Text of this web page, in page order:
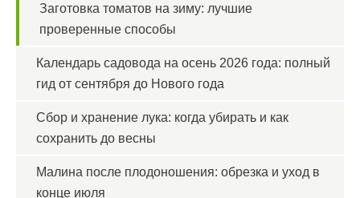
Заготовка томатов на зиму: лучшие
проверенные способы
Календарь садовода на осень 2026 года: полный
гид от сентября до Нового года
Сбор и хранение лука: когда убирать и как
сохранить до весны
Малина после плодоношения: обрезка и уход в
конце июля